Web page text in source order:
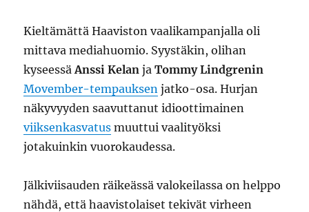
Kieltämättä Haaviston vaalikampanjalla oli
mittava mediahuomio. Syystäkin, olihan
kyseessäAnssi Kelan jaTommy Lindgrenin
Movember-tempauksen jatko-osa. Hurjan
näkyvyyden saavuttanut idioottimainen
viiksenkasvatus muuttui vaalityöksi
jotakuinkin vuorokaudessa.
Jälkiviisauden räikeässä valokeilassa on helppo
nähdä, että haavistolaiset tekivät virheen